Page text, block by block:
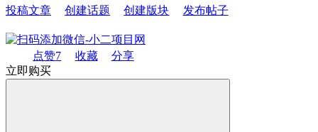
投稿文章 创建话题 创建版块 发布帖子
点赞7 收藏
分享
立即购买